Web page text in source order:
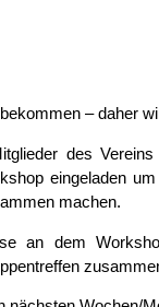
– daher
des
eingeladen
machen.
an dem